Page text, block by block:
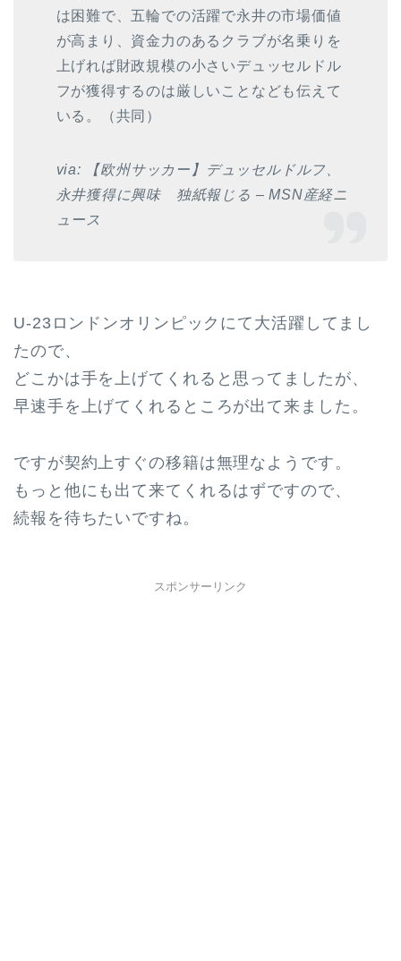
は困難で、五輪での活躍で永井の市場価値
が高まり、資金力のあるクラブが名乗りを
上げれば財政規模の小さいデュッセルドル
フが獲得するのは厳しいことなども伝えて
いる。（共同）
via: 【欧州サッカー】デュッセルドルフ、
永井獲得に興味 独紙報じる – MSN産経ニ
ュース
U-23ロンドンオリンピックにて大活躍してまし
たので、
どこかは手を上げてくれると思ってましたが、
早速手を上げてくれるところが出て来ました。
ですが契約上すぐの移籍は無理なようです。
もっと他にも出て来てくれるはずですので、
続報を待ちたいですね。
スポンサーリンク